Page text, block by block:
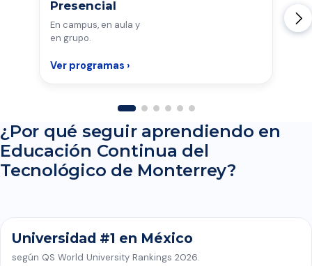
Presencial
En campus, en aula y
en grupo.
Ver programas ›
¿Por qué seguir aprendiendo en
Educación Continua del
Tecnológico de Monterrey?
CONOCE EDUCACIÓN CONTINUA DEL TECNOLÓGICO DE
MONTERREY
Universidad #1 en México
según QS World University Rankings 2026.